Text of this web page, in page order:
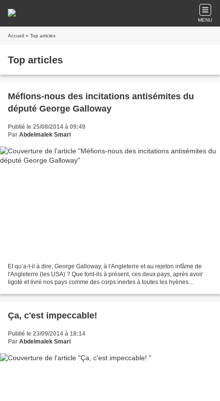
MENU
Accueil » Top articles
Top articles
Méfions-nous des incitations antisémites du
député George Galloway
Publié le 25/08/2014 à 09:49
Par Abdelmalek Smari
Et qu’a-t-il à dire, George Galloway, à l'Angleterre et au rejeton infâme de
l'Angleterre (les USA) ? Que font-ils à présent, ces deux pays, après avoir
ligoté et livré nos pays comme des corps inertes à toutes les hyènes
Ça, c'est impeccable!
Publié le 23/09/2014 à 18:14
Par Abdelmalek Smari